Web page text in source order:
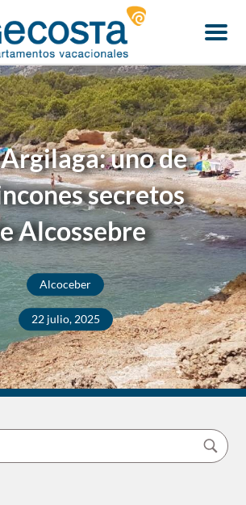
Menu
uno de
secretos
Alcossebre
Alcoceber
22 julio, 2025